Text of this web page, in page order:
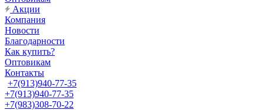
Акции
Компания
Новости
Благодарности
Как купить?
Оптовикам
Контакты
+7(913)940-77-35
+7(913)940-77-35
+7(983)308-70-22